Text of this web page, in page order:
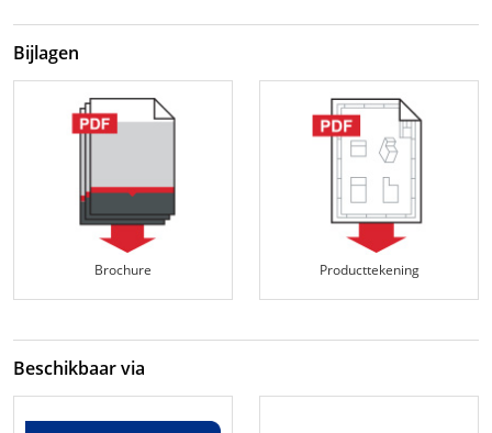
Bijlagen
Brochure Producttekening
Beschikbaar via